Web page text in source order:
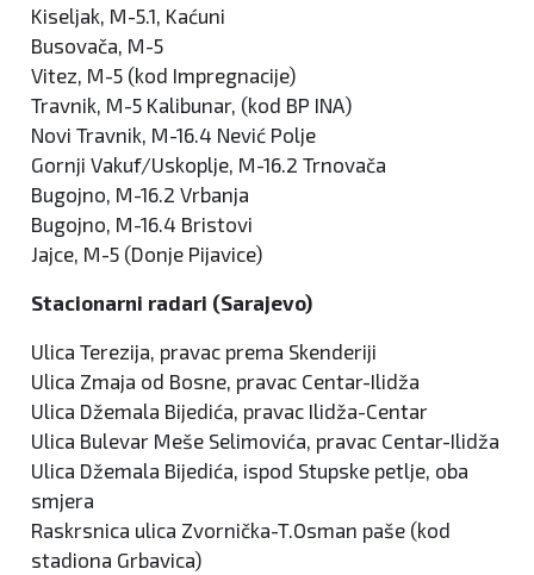
Kiseljak, M-5.1, Kaćuni
Busovača, M-5
Vitez, M-5 (kod Impregnacije)
Travnik, M-5 Kalibunar, (kod BP INA)
Novi Travnik, M-16.4 Nević Polje
Gornji Vakuf/Uskoplje, M-16.2 Trnovača
Bugojno, M-16.2 Vrbanja
Bugojno, M-16.4 Bristovi
Jajce, M-5 (Donje Pijavice)
Stacionarni radari (Sarajevo)
Ulica Terezija, pravac prema Skenderiji
Ulica Zmaja od Bosne, pravac Centar-Ilidža
Ulica Džemala Bijedića, pravac Ilidža-Centar
Ulica Bulevar Meše Selimovića, pravac Centar-Ilidža
Ulica Džemala Bijedića, ispod Stupske petlje, oba
smjera
Raskrsnica ulica Zvornička-T.Osman paše (kod
stadiona Grbavica)